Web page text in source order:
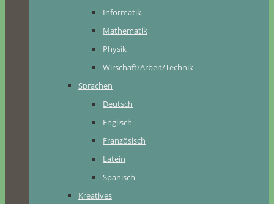
Informatik
Mathematik
Physik
Wirschaft/Arbeit/Technik
Sprachen
Deutsch
Englisch
Französisch
Latein
Spanisch
Kreatives